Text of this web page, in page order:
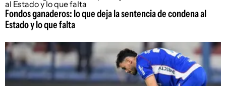
Fondos ganaderos: lo que deja la sentencia de condena al
Estado y lo que falta